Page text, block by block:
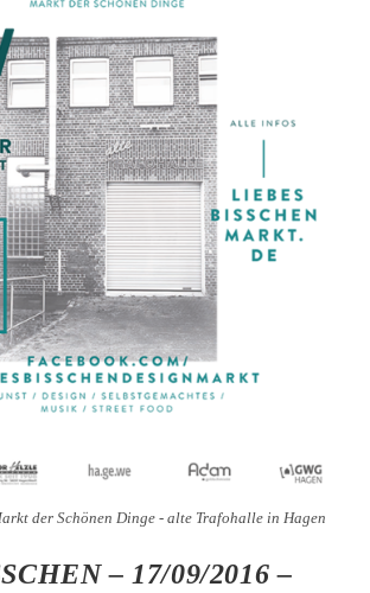
der Schönen Dinge - alte Trafohalle in Hagen
– 17/09/2016 –